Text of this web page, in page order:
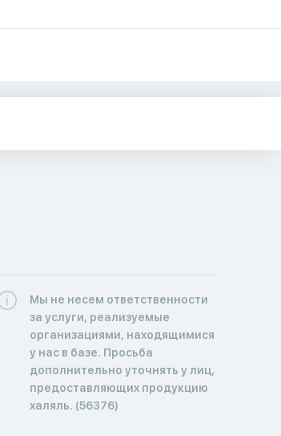
Мы не несем ответственности
за услуги, реализуемые
организациями, находящимися
у нас в базе. Просьба
дополнительно уточнять у лиц,
предоставляющих продукцию
халяль. (56376)